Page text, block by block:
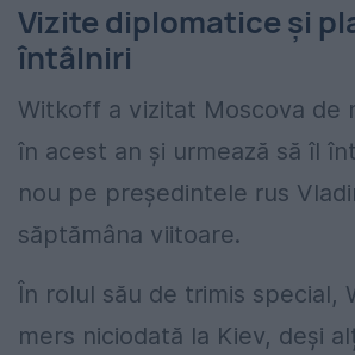
Vizite diplomatice și
întâlniri
Witkoff a vizitat Moscova de
în acest an și urmează să îl
nou pe președintele rus
săptămâna viitoare.
În rolul său de trimis special,
mers niciodată la Kiev, deși